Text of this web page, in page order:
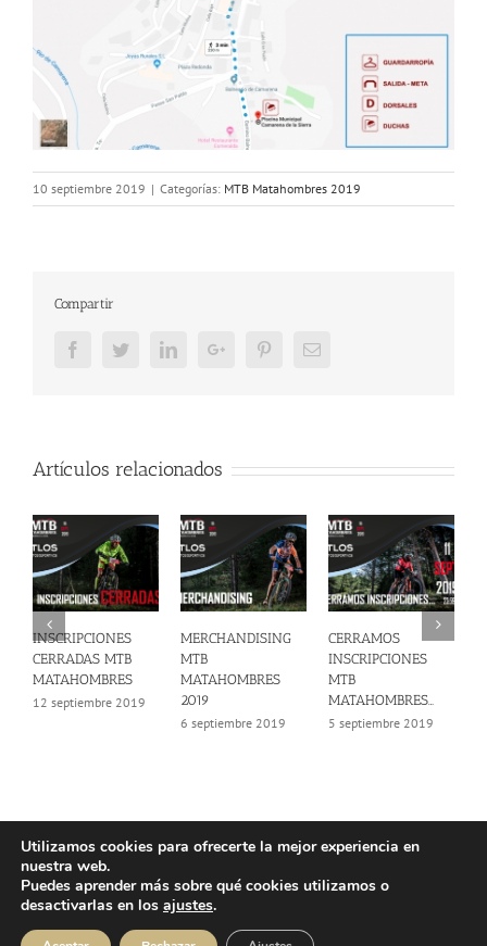
10 septiembre 2019 | Categorías: MTB Matahombres 2019
Compartir
FacebookTwitterLinkedInGoogle+ PinterestEmail
Artículos relacionados
INSCRIPCIONES
CERRADAS MTB
MATAHOMBRES
12 septiembre 2019
MERCHANDISING
MTB
MATAHOMBRES
2019
6 septiembre 2019
CERRAMOS
INSCRIPCIONES
MTB
MATAHOMBRES…
5 septiembre 2019
© Copyright 2025 | Atlos Eventos Deportivos -
Privacidad·Política Cookies
Instagram
FacebookYouTube
Utilizamos cookies para ofrecerte la mejor experiencia en
nuestra web.
Puedes aprender más sobre qué cookies utilizamos o
desactivarlas en los ajustes.